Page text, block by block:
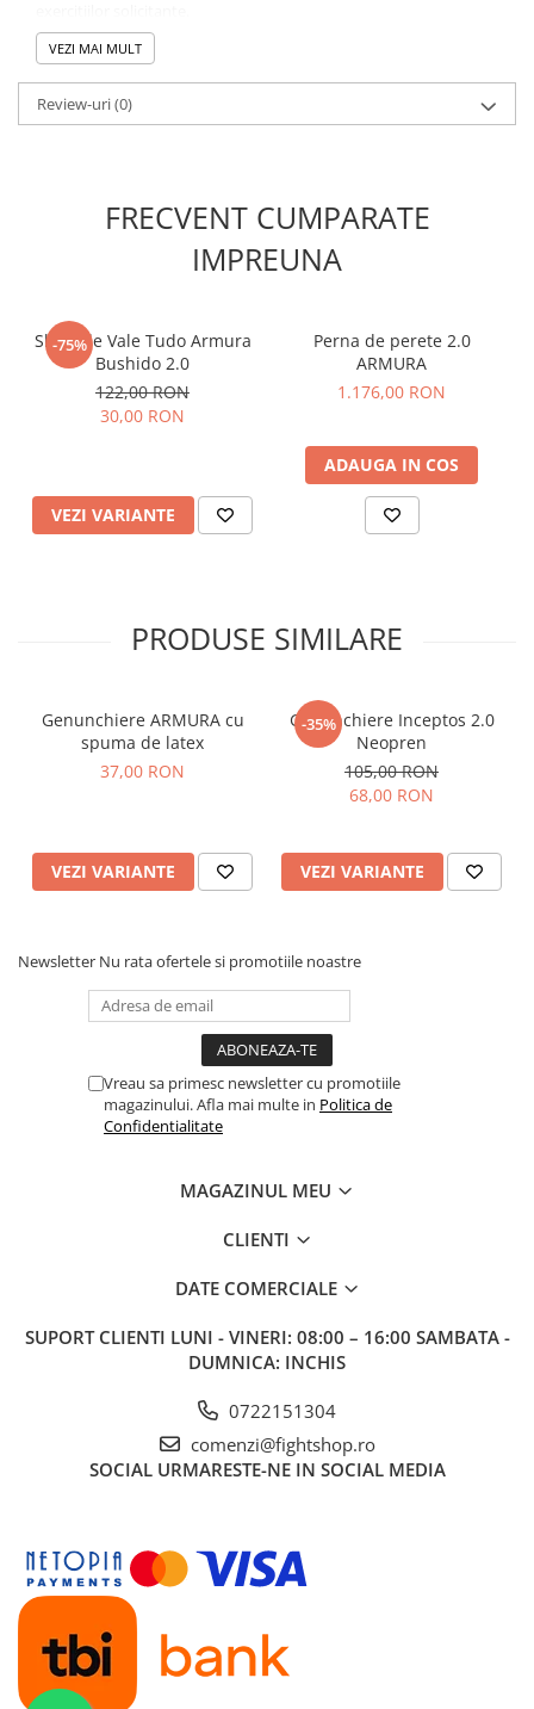
Designul reversibil, cu două culori, oferă versatilitate și un aspect
sportiv.
Caracteristici:
Material elastic rezistent
Culoare: roșu/albastru
Protecție pentru zona rotulei
Potrivite pentru arte marțiale, MMA și sporturi de contact
ALEGERE PRACTICĂ PENTRU ANTRENAMENTE ÎN SIGURANȚĂ
VEZI MAI MULT
Review-uri(0)
FRECVENT CUMPARATE
IMPREUNA
-75%
Short de Vale Tudo Armura
Bushido 2.0
122,00 RON
30,00 RON
VEZI VARIANTE
Perna de perete 2.0
ARMURA
1.176,00 RON
ADAUGA IN COS
PRODUSE SIMILARE
Genunchiere ARMURA cu
spuma de latex
37,00 RON
VEZI VARIANTE
-35%
Genunchiere Inceptos 2.0
Neopren
105,00 RON
68,00 RON
VEZI VARIANTE
Newsletter Nu rata ofertele si promotiile noastre
Vreau sa primesc newsletter cu promotiile
magazinului. Afla mai multe in Politica de
Confidentialitate
MAGAZINUL MEU
CLIENTI
DATE COMERCIALE
SUPORT CLIENTI LUNI - VINERI: 08:00 – 16:00 SAMBATA -
DUMNICA: INCHIS
0722151304
comenzi@fightshop.ro
SOCIAL URMARESTE-NE IN SOCIAL MEDIA